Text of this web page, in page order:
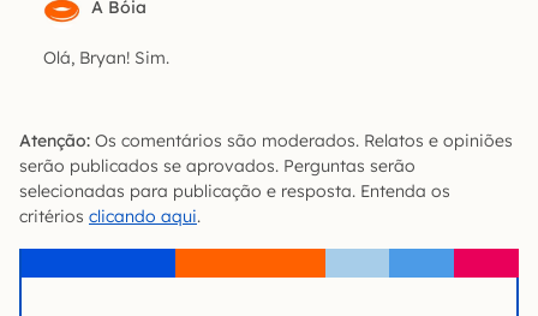
A Bóia
Olá, Bryan! Sim.
Atenção: Os comentários são moderados. Relatos e opiniões
serão publicados se aprovados. Perguntas serão
selecionadas para publicação e resposta. Entenda os
critérios clicando aqui.